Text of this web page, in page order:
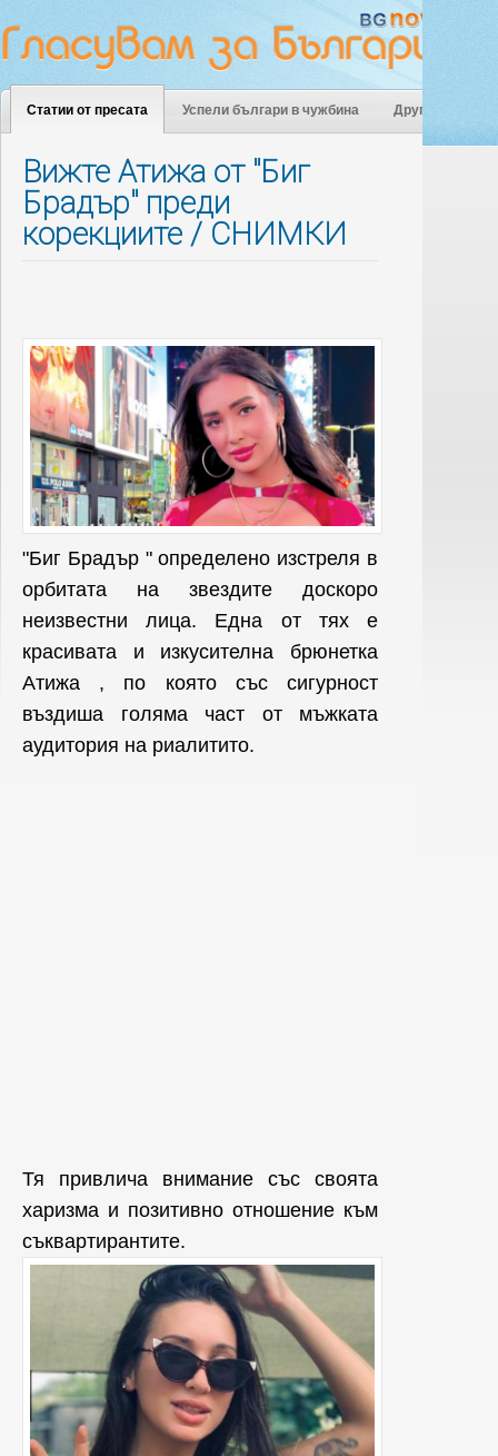
Статии от пресата Успели българи в чужбина Други
Вижте Атижа от "Биг
Брадър" преди
корекциите / СНИМКИ
"Биг Брадър " определено изстреля в
орбитата на звездите доскоро
неизвестни лица. Една от тях е
красивата и изкусителна брюнетка
Атижа , по която със сигурност
въздиша голяма част от мъжката
аудитория на риалитито.
Тя привлича внимание със своята
харизма и позитивно отношение към
съквартирантите.